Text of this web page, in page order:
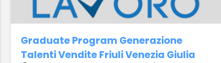
Graduate Program Generazione
Talenti Vendite Friuli Venezia Giulia